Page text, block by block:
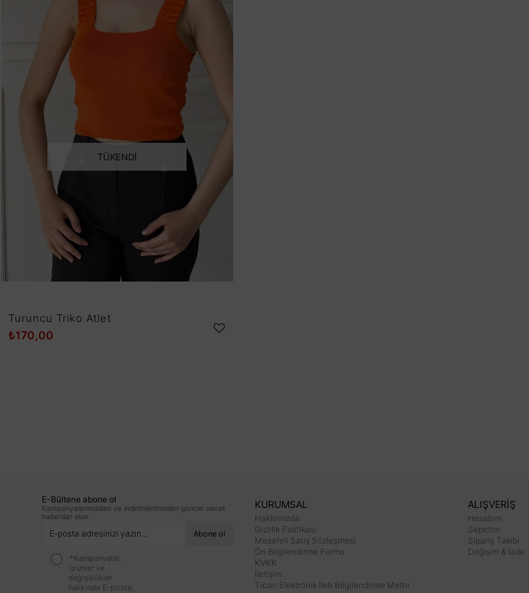
TÜKENDI
Turuncu Triko Atlet
₺170,00
E-Bültene abone ol
Kampanyalarımızdan ve indirimlerimizden güncel olarak
haberdar olun.
*Kampanyalar,
ürünler ve
değişiklikler
hakkında E-posta,
KURUMSAL
Hakkımızda
Gizlilik Politikası
Mesafeli Satış Sözleşmesi
Ön Bilgilendirme Formu
KVKK
İletişim
Ticari Elektronik İleti Bilgilendirme Metni
ALIŞVERİŞ
Hesabım
Sepetim
Sipariş Takibi
Değişim & İade